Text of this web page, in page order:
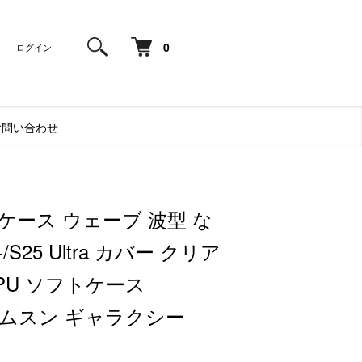
0
ログイン
い合わせ
ース ウェーブ 波型 な
S25 Ultra カバー クリア
ソフトケース
スン ギャラクシー